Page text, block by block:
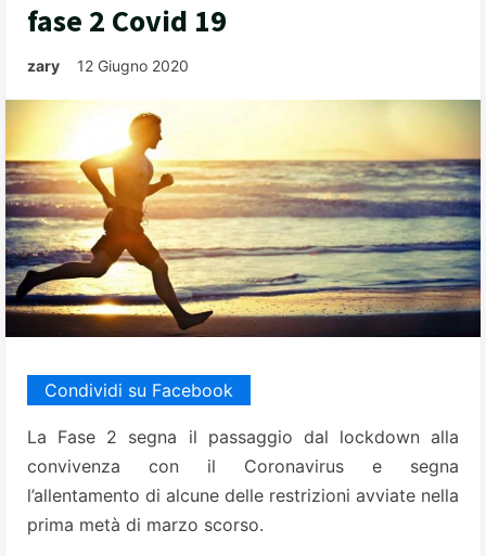
fase 2 Covid 19
zary 12 Giugno 2020
Condividi su Facebook
La Fase 2 segna il passaggio dal lockdown alla
convivenza con il Coronavirus e segna
l’allentamento di alcune delle restrizioni avviate nella
prima metà di marzo scorso.